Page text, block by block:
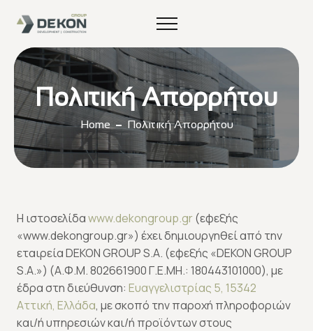
Πολιτική Απορρήτου
Home Πολιτική Απορρήτου
Η ιστοσελίδαwww.dekongroup.gr(εφεξής
«www.dekongroup.gr») έχει δημιουργηθεί από την
εταιρεία DEKON GROUP S.A. (εφεξής «DEKON GROUP
S.A.») (Α.Φ.Μ. 802661900 Γ.Ε.ΜΗ.: 180443101000), με
έδρα στη διεύθυνση: Ευαγγελιστρίας 5, 15342
Αττική, Ελλάδα, με σκοπό την παροχή πληροφοριών
και/ή υπηρεσιών και/ή προϊόντων στους